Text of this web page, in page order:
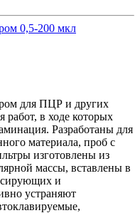
для ПЦР и других
работ, в ходе которых
Разработаны для
материала, проб с
изготовлены из
массы, вставлены в
и
устраняют